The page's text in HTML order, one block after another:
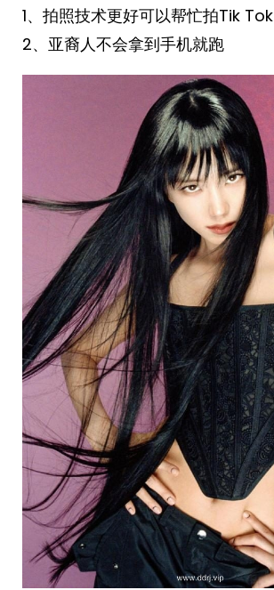
1、拍照技术更好可以帮忙拍Tik Tok
2、亚裔人不会拿到手机就跑 ​​​